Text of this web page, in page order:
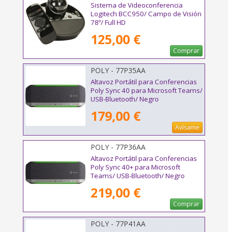
Sistema de Videoconferencia
Logitech BCC950/ Campo de Visión
78º/ Full HD
125,00 €
Comprar
POLY - 77P35AA
Altavoz Portátil para Conferencias
Poly Sync 40 para Microsoft Teams/
USB-Bluetooth/ Negro
179,00 €
Avísame
POLY - 77P36AA
Altavoz Portátil para Conferencias
Poly Sync 40+ para Microsoft
Teams/ USB-Bluetooth/ Negro
219,00 €
Comprar
POLY - 77P41AA